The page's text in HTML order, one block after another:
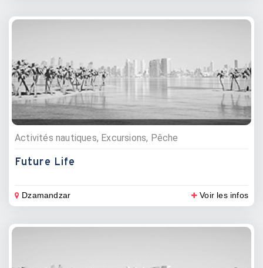
Activités nautiques, Excursions, Pêche
Future Life
Dzamandzar Voir les infos